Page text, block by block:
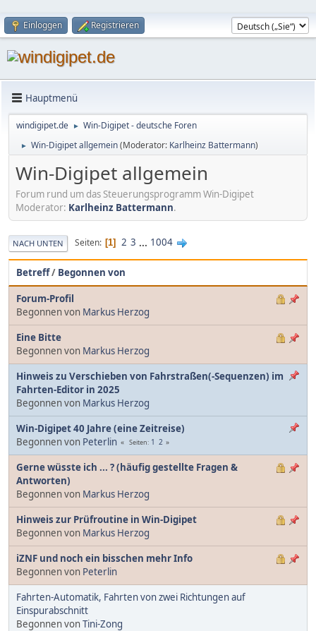
Einloggen Registrieren
Hauptmenü
windigipet.de ► Win-Digipet - deutsche Foren
► Win-Digipet allgemein(Moderator: Karlheinz Battermann)
Win-Digipet allgemein
Forum rund um das Steuerungsprogramm Win-Digipet
Moderator: Karlheinz Battermann.
NACH UNTEN Seiten 1 2 3 ... 1004
Betreff/ Begonnen von
Forum-Profil
Begonnen von Markus Herzog
Eine Bitte
Begonnen von Markus Herzog
Hinweis zu Verschieben von Fahrstraßen(-Sequenzen) im
Fahrten-Editor in 2025
Begonnen von Markus Herzog
Win-Digipet 40 Jahre (eine Zeitreise)
Begonnen von Peterlin Seiten 1 2
Gerne wüsste ich ... ? (häufig gestellte Fragen &
Antworten)
Begonnen von Markus Herzog
Hinweis zur Prüfroutine in Win-Digipet
Begonnen von Markus Herzog
iZNF und noch ein bisschen mehr Info
Begonnen von Peterlin
Fahrten-Automatik, Fahrten von zwei Richtungen auf
Einspurabschnitt
Begonnen vonTini-Zong